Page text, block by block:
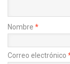
Nombre *
Correo electrónico